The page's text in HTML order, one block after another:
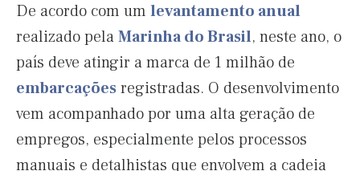
De acordo com um levantamento anual
realizado pelaMarinha do Brasil, neste ano, o
país deve atingir a marca de 1 milhão de
embarcações registradas. O desenvolvimento
vem acompanhado por uma alta geração de
empregos, especialmente pelos processos
manuais e detalhistas que envolvem a cadeia